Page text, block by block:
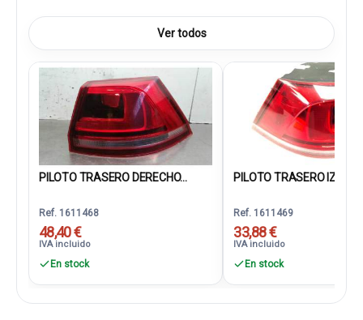
Ver todos
PILOTO TRASERO DERECHO...
Ref. 1611468
48,40 €
IVA incluido
En stock
PILOTO TRASERO
Ref. 1611469
33,88 €
IVA incluido
En stock